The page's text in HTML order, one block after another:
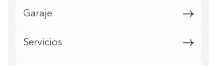
Garaje
Servicios